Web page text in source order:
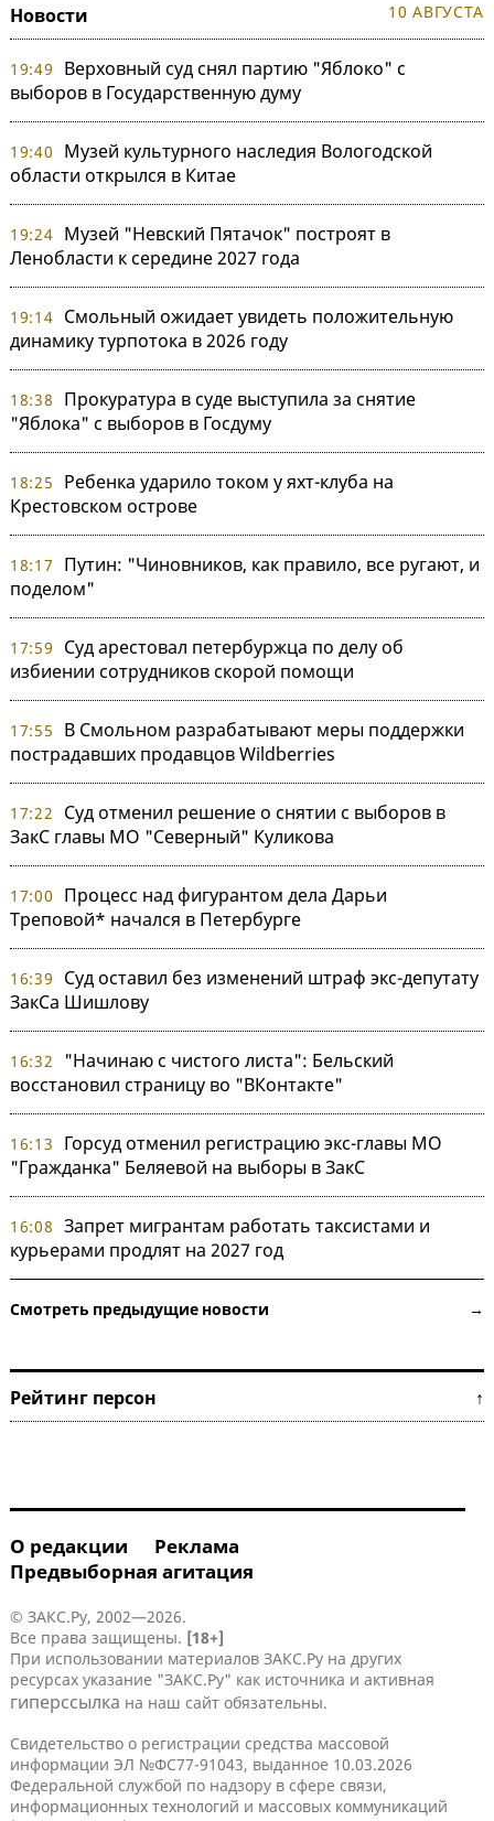
Новости 10 АВГУСТА
19:49
Верховный суд снял партию "Яблоко" с
выборов в Государственную думу
19:40
Музей культурного наследия Вологодской
области открылся в Китае
19:24 Музей "Невский Пятачок" построят в
Ленобласти к середине 2027 года
19:14 Смольный ожидает увидеть положительную
динамику турпотока в 2026 году
18:38
Прокуратура в суде выступила за снятие
"Яблока" с выборов в Госдуму
18:25
Ребенка ударило током у яхт-клуба на
Крестовском острове
18:17
Путин: "Чиновников, как правило, все ругают, и
поделом"
17:59
Суд арестовал петербуржца по делу об
избиении сотрудников скорой помощи
17:55
В Смольном разрабатывают меры поддержки
пострадавших продавцов Wildberries
17:22
Суд отменил решение о снятии с выборов в
ЗакС главы МО "Северный" Куликова
17:00
Процесс над фигурантом дела Дарьи
Треповой* начался в Петербурге
16:39
Суд оставил без изменений штраф экс-депутату
ЗакСа Шишлову
16:32
"Начинаю с чистого листа": Бельский
восстановил страницу во "ВКонтакте"
16:13
Горсуд отменил регистрацию экс-главы МО
"Гражданка" Беляевой на выборы в ЗакС
16:08 Запрет мигрантам работать таксистами и
курьерами продлят на 2027 год
Смотреть предыдущие новости →
Рейтинг персон ↑
О редакции
Реклама
Предвыборная агитация
© ЗАКС.Ру, 2002—2026.
Все права защищены. [18+]
При использовании материалов ЗАКС.Ру на других
ресурсах указание "ЗАКС.Ру" как источника и активная
гиперссылка на наш сайт обязательны.
Свидетельство о регистрации средства массовой
информации ЭЛ №ФС77-91043, выданное 10.03.2026
Федеральной службой по надзору в сфере связи,
информационных технологий и массовых коммуникаций